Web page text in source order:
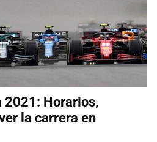
2021: Horarios,
la carrera en